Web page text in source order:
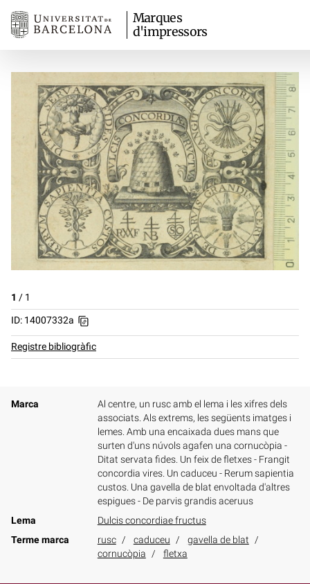
Marques
d'impressors
1 / 1
ID: 14007332a
Registre bibliogràfic
Marca
Al centre, un rusc amb el lema i les xifres dels
associats. Als extrems, les següents imatges i
lemes. Amb una encaixada dues mans que
surten d'uns núvols agafen una cornucòpia -
Ditat servata fides. Un feix de fletxes - Frangit
concordia vires. Un caduceu - Rerum sapientia
custos. Una gavella de blat envoltada d'altres
espigues - De parvis grandis aceruus
Lema
Dulcis concordiae fructus
Terme marca
rusc caduceu
gavella de blat
cornucòpia
fletxa